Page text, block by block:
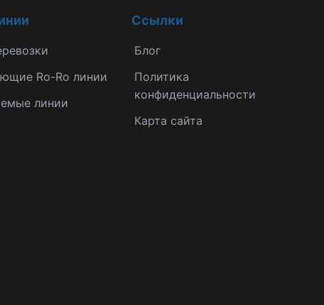
Ro-Ro линии
линии
Ссылки
Блог
Политика
конфиденциальности
Карта сайта